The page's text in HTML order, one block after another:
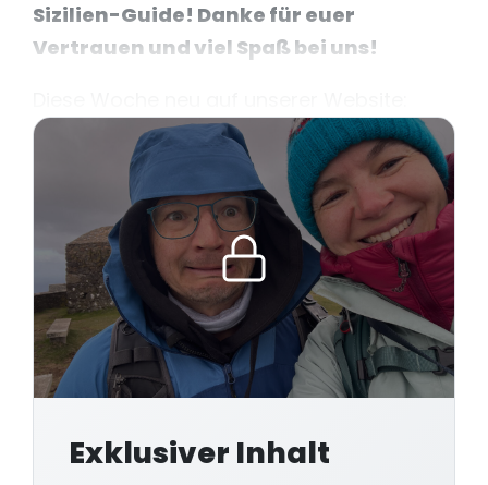
Sizilien-Guide! Danke für euer
Vertrauen und viel Spaß bei uns!
Exklusiver Inhalt